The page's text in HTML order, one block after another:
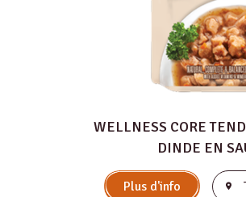
WELLNESS CORE
DINDE EN
Plus d'info